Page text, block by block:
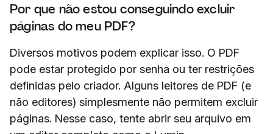
Por que não estou conseguindo excluir
páginas do meu PDF?
Diversos motivos podem explicar isso. O PDF
pode estar protegido por senha ou ter restrições
definidas pelo criador. Alguns leitores de PDF (e
não editores) simplesmente não permitem excluir
páginas. Nesse caso, tente abrir seu arquivo em